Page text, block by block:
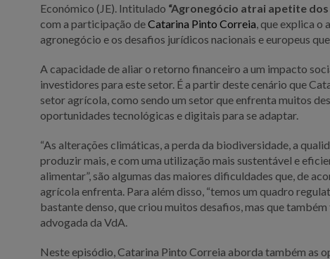
Económico (JE). Intitulado “Agronegócio atrai apetite
com a participação deCatarina Pinto Correia , que explica
agronegócio e os desafios jurídicos nacionais e europeus
A capacidade de aliar o retorno financeiro a um impacto
investidores para este setor. É a partir deste cenário que
setor agrícola, como sendo um setor que enfrenta muitos
oportunidades tecnológicas e digitais para se adaptar.
“As alterações climáticas, a perda da biodiversidade, a
produzir mais, e com uma utilização mais sustentável e
alimentar”, são algumas das maiores dificuldades que, de
agrícola enfrenta. Para além disso, “temos um quadro
bastante denso, que criou muitos desafios, mas que
advogada da VdA.
Neste episódio, Catarina Pinto Correia aborda também as